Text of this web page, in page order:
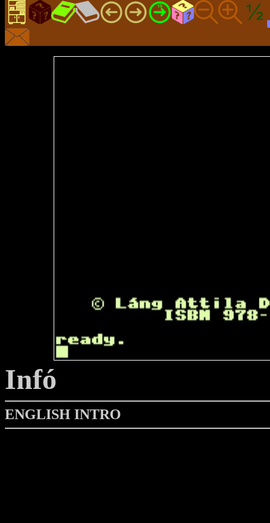
Infó
ENGLISH INTRO